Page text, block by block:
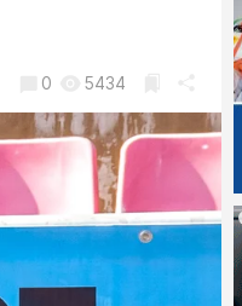
0 5434